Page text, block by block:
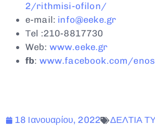
2/rithmisi-ofilon/
e-mail: info@eeke.gr
Τel :210-8817730
Web: www.eeke.gr
fb: www.facebook.com/
18 Ιανουαρίου, 2022 ΔΕΛΤΙΑ